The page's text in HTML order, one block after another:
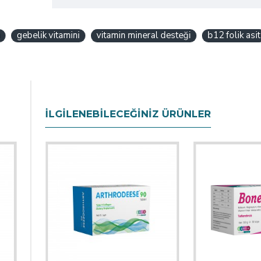
gebelik vitamini vitamin mineral desteği b12 folik asit
İLGILENEBILECEĞINIZ ÜRÜNLER